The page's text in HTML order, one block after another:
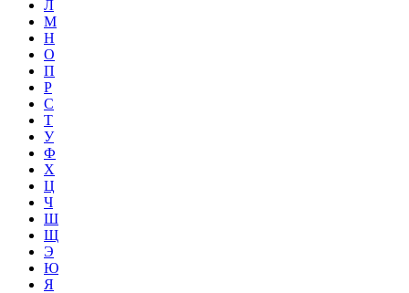
Л
М
Н
О
П
Р
С
Т
У
Ф
Х
Ц
Ч
Ш
Щ
Э
Ю
Я